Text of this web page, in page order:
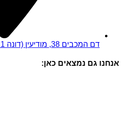
38, מודיעין (דונה 1 - קומה 2)
נמצאים כאן: